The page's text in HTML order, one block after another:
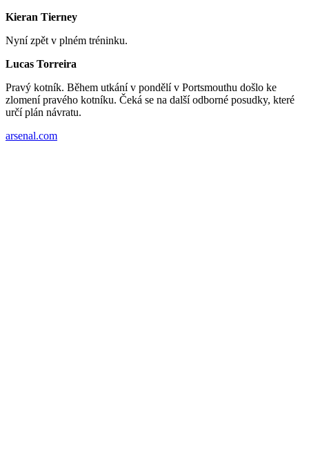
Kieran Tierney
Nyní zpět v plném tréninku.
Lucas Torreira
Pravý kotník. Během utkání v pondělí v Portsmouthu došlo ke
zlomení pravého kotníku. Čeká se na další odborné posudky, které
určí plán návratu.
arsenal.com